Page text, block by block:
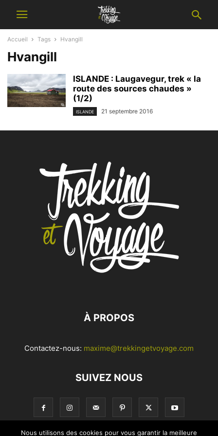
Accueil Tags Hvangill
Hvangill
ISLANDE : Laugavegur, trek « la
route des sources chaudes »
(1/2)
ISLANDE 21 septembre 2016
À PROPOS
Contactez-nous: maxime@trekkingetvoyage.com
SUIVEZ NOUS
Nous utilisons des cookies pour vous garantir la meilleure